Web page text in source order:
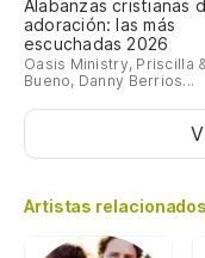
Alabanzas cristianas
adoración: las más
escuchadas 2026
Oasis Ministry, Priscilla
Bueno, Danny Berrios...
Artistas relacionados